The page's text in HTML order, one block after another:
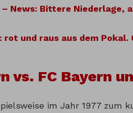
– News: Bittere Niederlage,
rot und raus aus dem Pokal.
vs. FC Bayern
im Jahr 1977 zum